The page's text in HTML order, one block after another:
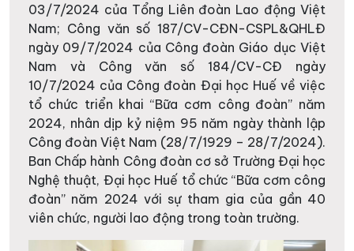
03/7/2024 của Tổng Liên đoàn Lao động Việt
Nam; Công văn số 187/CV-CĐN-CSPL&QHLĐ
ngày 09/7/2024 của Công đoàn Giáo dục Việt
Nam và Công văn số 184/CV-CĐ ngày
10/7/2024 của Công đoàn Đại học Huế về việc
tổ chức triển khai “Bữa cơm công đoàn” năm
2024, nhân dịp kỷ niệm 95 năm ngày thành lập
Công đoàn Việt Nam (28/7/1929 – 28/7/2024).
Ban Chấp hành Công đoàn cơ sở Trường Đại học
Nghệ thuật, Đại học Huế tổ chức “Bữa cơm công
đoàn” năm 2024 với sự tham gia của gần 40
viên chức, người lao động trong toàn trường.